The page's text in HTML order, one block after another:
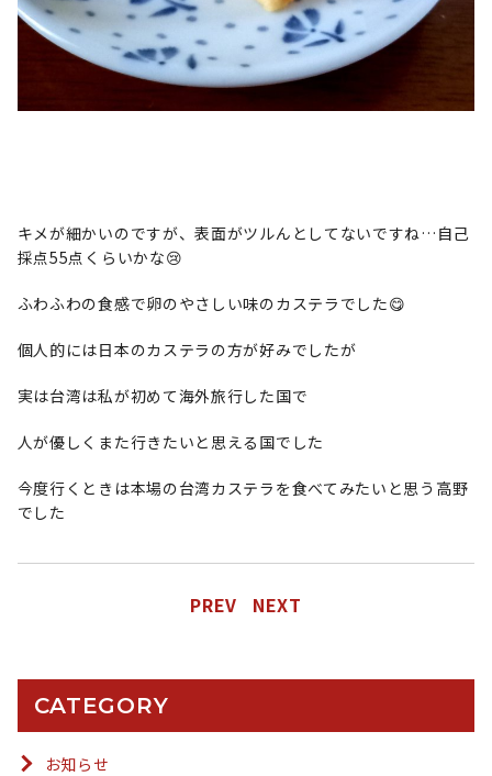
キメが細かいのですが、表面がツルんとしてないですね…自己
採点55点くらいかな😢
ふわふわの食感で卵のやさしい味のカステラでした😋
個人的には日本のカステラの方が好みでしたが
実は台湾は私が初めて海外旅行した国で
人が優しくまた行きたいと思える国でした
今度行くときは本場の台湾カステラを食べてみたいと思う高野
でした
PREV NEXT
CATEGORY
お知らせ